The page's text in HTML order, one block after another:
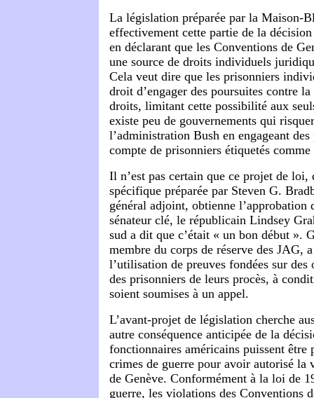
La législation préparée par la Maison-
effectivement cette partie de la
en déclarant que les Conventions de
une source de droits individuels
Cela veut dire que les prisonniers
droit d’engager des poursuites contre
droits, limitant cette possibilité aux
existe peu de gouvernements qui
l’administration Bush en engageant
compte de prisonniers étiquetés
Il n’est pas certain que ce projet de loi,
spécifique préparée par Steven G.
général adjoint, obtienne l’approbation
sénateur clé, le républicain Lindsey
sud a dit que c’était « un bon début ».
membre du corps de réserve des JAG,
l’utilisation de preuves fondées sur
des prisonniers de leurs procès, à
soient soumises à un appel.
L’avant-projet de législation cherche
autre conséquence anticipée de la
fonctionnaires américains puissent être
crimes de guerre pour avoir autorisé la
de Genève. Conformément à la loi de
guerre, les violations des Conventions